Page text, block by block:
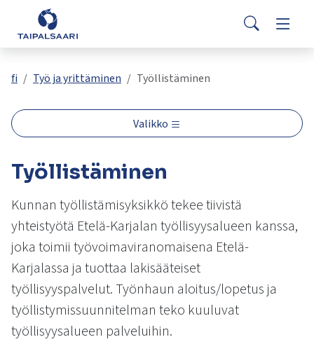
Siirry pääsisältöön
Palaute
Yhteystiedot
Search
Valitse
oleva
ylös-
ja
Siirry
valittuun
hakutulokseen
painamalla
enteriä.
Kosketuslaitteiden
käyttäjät
voivat
käyttää
kosketus-
ja
Asuminen ja rakentaminen
Opetus ja kasvatus
Hyvinvointi ja terveys
Kulttuuri ja vapaa-aika
Kunta ja päätöksenteko
Työ ja yrittäminen
fi Työ ja yrittäminen Työllistäminen
Valikko
Työllistäminen
Kunnan työllistämisyksikkö tekee tiivistä
yhteistyötä Etelä-Karjalan työllisyysalueen kanssa,
joka toimii työvoimaviranomaisena Etelä-
Karjalassa ja tuottaa lakisääteiset
työllisyyspalvelut. Työnhaun aloitus/lopetus ja
työllistymissuunnitelman teko kuuluvat
työllisyysalueen palveluihin.